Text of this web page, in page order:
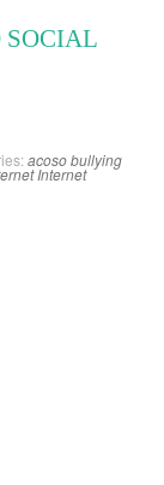
SOCIAL
acosobullying
Internet